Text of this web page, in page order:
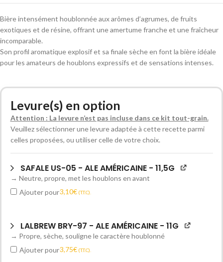
Bière intensément houblonnée aux arômes d’agrumes, de fruits
exotiques et de résine, offrant une amertume franche et une fraîcheur
incomparable.
Son profil aromatique explosif et sa finale sèche en font la bière idéale
pour les amateurs de houblons expressifs et de sensations intenses.
Levure(s) en option
Attention : La levure n’est pas incluse dans ce kit tout-grain.
Veuillez sélectionner une levure adaptée à cette recette parmi
celles proposées, ou utiliser celle de votre choix.
SAFALE US-05 - ALE AMÉRICAINE - 11,5G
→ Neutre, propre, met les houblons en avant
Ajouter pour3,10€(T.T.C).
LALBREW BRY-97 - ALE AMÉRICAINE - 11G
→ Propre, sèche, souligne le caractère houblonné
Ajouter pour3,75€(T.T.C).